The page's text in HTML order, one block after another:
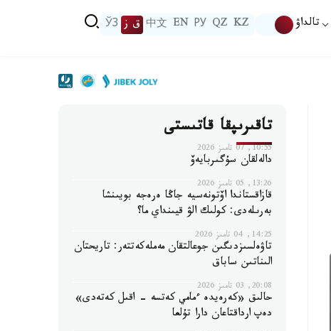
تالداۋ KZ
QZ
РУ
EN
中文 ق ز ЎЗ
تاقىرىپقا قاتىستى
10:55, 07 تامىز 2026
دالەلقان سۇگىربايەۆ
13:26, 05 تامىز 2026
قازاقستاندا اۆتونەسيە جاڭا ەرەجە بويىنشا
بەرىلەدى: كولىك الۋ قيىنداي ما؟
14:25, 04 تامىز 2026
تاۋەلسىزدىگىن جوعالتقان مەملەكەتتەر: تاريحتان
الىناتىن ساباق
20:08, 03 تامىز 2026
حالىق «كەرەيدە ءمامي كەتسە - اقىل كەتەدى»
دەپ ارداقتاعان دارا تۇلعا